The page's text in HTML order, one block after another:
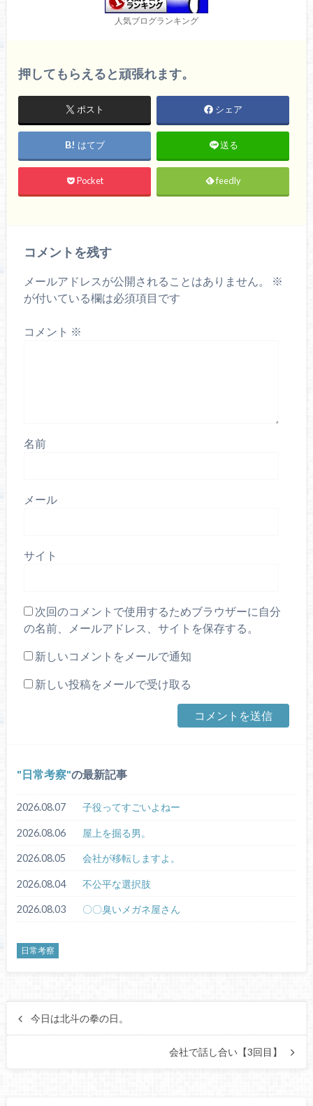
人気ブログランキング
押してもらえると頑張れます。
ポスト シェア
はてブ 送る
Pocket feedly
コメントを残す
メールアドレスが公開されることはありません。
※
が付いている欄は必須項目です
コメント ※
名前
メール
サイト
次回のコメントで使用するためブラウザーに自分
の名前、メールアドレス、サイトを保存する。
新しいコメントをメールで通知
新しい投稿をメールで受け取る
日常考察 の最新記事
2026.08.07 子役ってすごいよねー
2026.08.06 屋上を掘る男。
2026.08.05 会社が移転しますよ。
2026.08.04 不公平な選択肢
2026.08.03 〇〇臭いメガネ屋さん
日常考察
今日は北斗の拳の日。
会社で話し合い【3回目】